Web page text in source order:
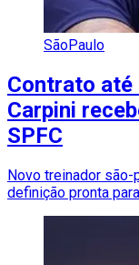
SãoPaulo
Contrato até
Carpini
SPFC
Novo treinador são-
definição pronta